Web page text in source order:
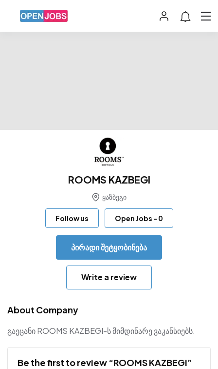
ROOMS KAZBEGI
ყაზბეგი
Follow us Open Jobs - 0
პირადი შეტყობინება
Write a review
About Company
გაეცანი ROOMS KAZBEGI-ს მიმდინარე ვაკანსიებს.
Be the first to review “ROOMS KAZBEGI”